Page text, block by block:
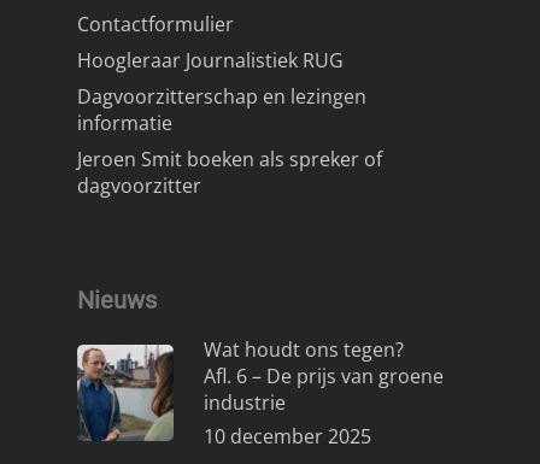
Contactformulier
Hoogleraar Journalistiek RUG
Dagvoorzitterschap en lezingen
informatie
Jeroen Smit boeken als spreker of
dagvoorzitter
Nieuws
Wat houdt ons tegen?
Afl. 6 – De prijs van groene
industrie
10 december 2025